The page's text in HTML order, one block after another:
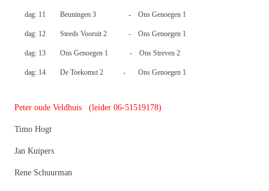
dag: 11 Beuningen 3 ‑ Ons Genoegen 1
dag: 12 Steeds Vooruit 2 ‑ Ons Genoegen 1
dag: 13 Ons Genoegen 1 ‑ Ons Streven 2
dag: 14 De Toekomst 2 ‑ Ons Genoegen 1
Peter oude Veldhuis (leider 06-51519178)
Timo Hogt
Jan Kuipers
Rene Schuurman